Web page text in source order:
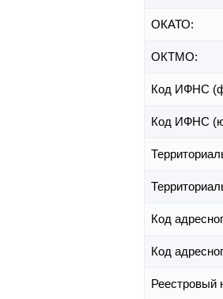
ОКАТО:
ОКТМО:
Код ИФНС
Код ИФНС
Код
Код
Реестровый